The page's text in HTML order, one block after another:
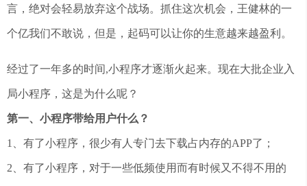
言，绝对会轻易放弃这个战场。抓住这次机会，王健林的一
个亿我们不敢说，但是，起码可以让你的生意越来越盈利。
经过了一年多的时间,小程序才逐渐火起来。现在大批企业入
局小程序，这是为什么呢？
第一、小程序带给用户什么？
1、有了小程序，很少有人专门去下载占内存的APP了；
2、有了小程序，对于一些低频使用而有时候又不得不用的